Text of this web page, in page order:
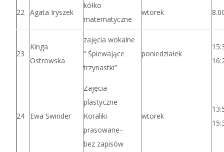
22 Agata Iryszek
kółko
matematyczne
wtorek
23
Kinga
Ostrowska
zajęcia wokalne
” Śpiewające
trzynastki”
poniedziałek
24 Ewa Swinder
Zajęcia
plastyczne
Koraliki
prasowane–
bez zapisów
wtorek